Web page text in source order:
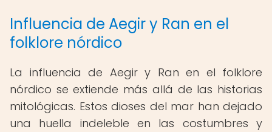
Influencia de Aegir y Ran en el
folklore nórdico
La influencia de Aegir y Ran en el folklore
nórdico se extiende más allá de las historias
mitológicas. Estos dioses del mar han dejado
una huella indeleble en las costumbres y